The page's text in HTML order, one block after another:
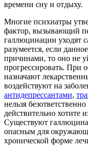
времени сну и отдыху.
Многие психиатры
фактор, вызывающий
галлюцинации уходят
разумеется, если
причинами, то оно не
прогрессировать. При
назначают
воздействуют на
антидепрессантами,
нельзя
действительно хотите
Существуют
опасным для
хронической форме